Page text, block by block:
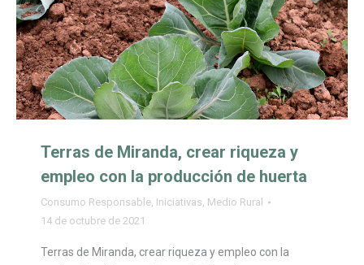
Terras de Miranda, crear riqueza y
empleo con la producción de huerta
Consumo Responsable, Iniciativas, Medio Rural
14 de octubre de 2021
Terras de Miranda, crear riqueza y empleo con la